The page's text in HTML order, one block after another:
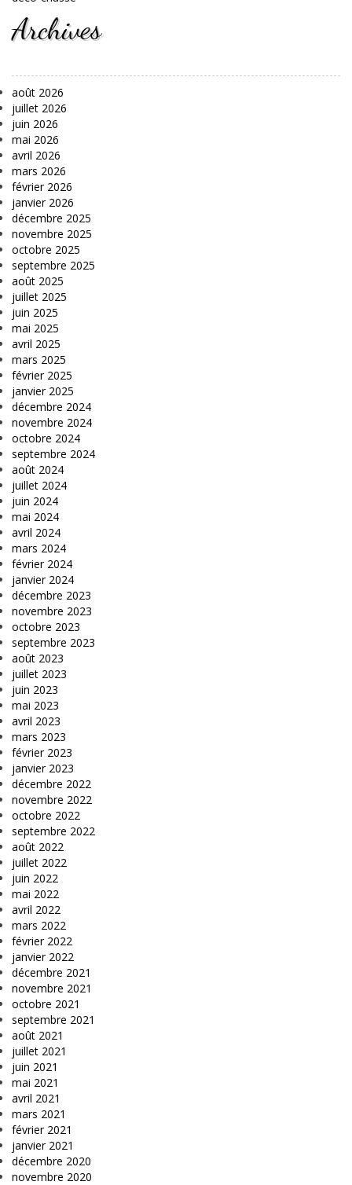
Archives
août 2026
juillet 2026
juin 2026
mai 2026
avril 2026
mars 2026
février 2026
janvier 2026
décembre 2025
novembre 2025
octobre 2025
septembre 2025
août 2025
juillet 2025
juin 2025
mai 2025
avril 2025
mars 2025
février 2025
janvier 2025
décembre 2024
novembre 2024
octobre 2024
septembre 2024
août 2024
juillet 2024
juin 2024
mai 2024
avril 2024
mars 2024
février 2024
janvier 2024
décembre 2023
novembre 2023
octobre 2023
septembre 2023
août 2023
juillet 2023
juin 2023
mai 2023
avril 2023
mars 2023
février 2023
janvier 2023
décembre 2022
novembre 2022
octobre 2022
septembre 2022
août 2022
juillet 2022
juin 2022
mai 2022
avril 2022
mars 2022
février 2022
janvier 2022
décembre 2021
novembre 2021
octobre 2021
septembre 2021
août 2021
juillet 2021
juin 2021
mai 2021
avril 2021
mars 2021
février 2021
janvier 2021
décembre 2020
novembre 2020